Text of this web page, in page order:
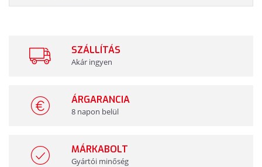
SZÁLLÍTÁS
Akár ingyen
ÁRGARANCIA
8 napon belül
MÁRKABOLT
Gyártói minőség